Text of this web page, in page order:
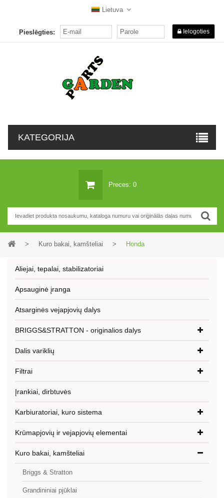
Lietuva
Pieslēgties: Ielogoties
KATEGORIJA
Preces: 0
> Kuro bakai, kamšteliai > Honda
Aliejai, tepalai, stabilizatoriai
Apsauginė įranga
Atsarginės vejapjovių dalys
BRIGGS&STRATTON - originalios dalys
Dalis variklių
Filtrai
Įrankiai, dirbtuvės
Karbiuratoriai, kuro sistema
Krūmapjovių ir vejapjovių elementai
Kuro bakai, kamšteliai
Briggs & Stratton
Grandininiai pjūklai